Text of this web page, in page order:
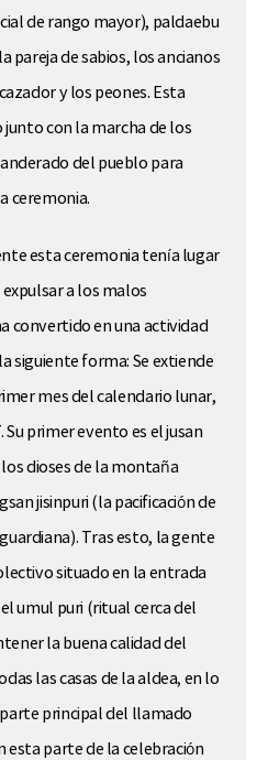
de rango mayor), paldaebu
pareja de sabios, los ancianos
y los peones. Esta
junto con la marcha de los
del pueblo para
ceremonia.
esta ceremonia tenía lugar
a los malos
convertido en una actividad
siguiente forma: Se extiende
mes del calendario lunar,
Su primer evento es el jusan
dioses de la montaña
jisinpuri (la pacificación de
Tras esto, la gente
situado en la entrada
umul puri (ritual cerca del
la buena calidad del
las casas de la aldea, en lo
principal del llamado
esta parte de la celebración